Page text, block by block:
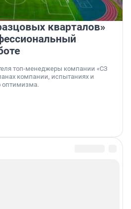
кварталов»
топ-менеджеры компании «СЗ
компании, испытаниях и
оптимизма.